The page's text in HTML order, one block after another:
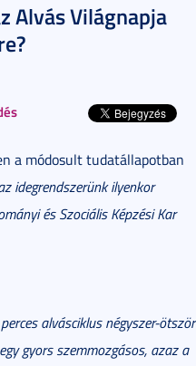
Alvás Világnapja
a módosult tudatállapotban
idegrendszerünk ilyenkor
és Szociális Képzési Kar
alvásciklus négyszer-ötször
gyors szemmozgásos, azaz a